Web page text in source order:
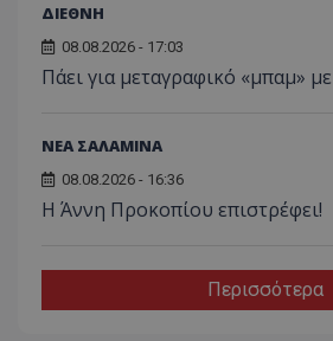
ΔΙΕΘΝΗ
08.08.2026 - 17:03
Πάει για μεταγραφικό «μπαμ»
ΝΕΑ ΣΑΛΑΜΙΝΑ
08.08.2026 - 16:36
Η Άννη Προκοπίου επιστρέφει!
Περισσότερα